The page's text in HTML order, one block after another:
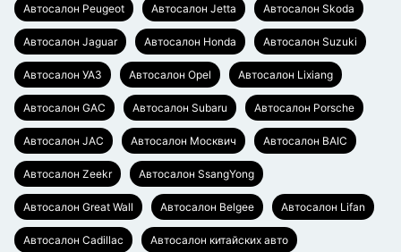
Автосалон Peugeot Автосалон Jetta Автосалон Skoda
Автосалон Jaguar Автосалон Honda Автосалон Suzuki
Автосалон УАЗ Автосалон Opel Автосалон Lixiang
Автосалон GAC Автосалон Subaru Автосалон Porsche
Автосалон JAC Автосалон Москвич Автосалон BAIC
Автосалон Zeekr Автосалон SsangYong
Автосалон Great Wall Автосалон Belgee Автосалон Lifan
Автосалон Cadillac Автосалон китайских авто